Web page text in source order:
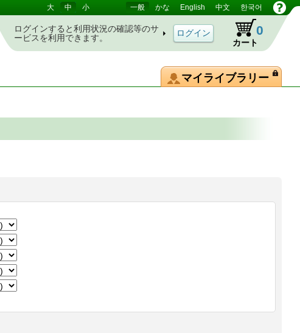
大 中 小 一般 かな English 中文 한국어
ログインすると利用状況の確認等のサ
ービスを利用できます。
カート
0
マイライブラリー